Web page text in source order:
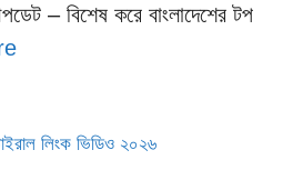
– বিশেষ করে বাংলাদেশের টপ
লিংক ভিডিও ২০২৬